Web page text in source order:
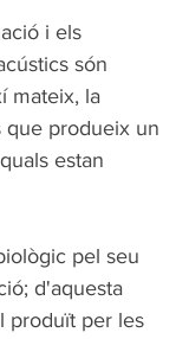
i els
són
mateix, la
que produeix un
estan
pel seu
d'aquesta
produït per les